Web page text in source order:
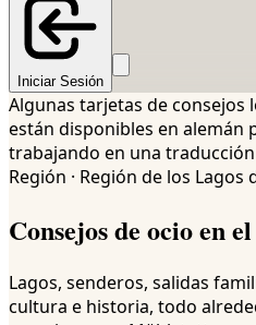
Iniciar Sesión
Algunas tarjetas de consejos
están disponibles en alemán
trabajando en una
Región · Región de los Lagos
Consejos de ocio en
Lagos, senderos, salidas
cultura e historia, todo